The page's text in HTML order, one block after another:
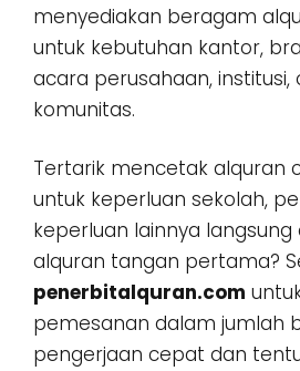
menyediakan beragam
untuk kebutuhan kantor,
acara perusahaan, institusi,
komunitas.
Tertarik mencetak alquran
untuk keperluan sekolah,
keperluan lainnya
alquran tangan pertama?
penerbitalquran.com
pemesanan dalam jumlah
pengerjaan cepat dan